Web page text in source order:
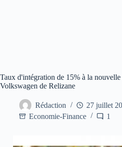
Taux d'intégration de 15% à la nouvelle
Volkswagen de Relizane
Rédaction
27 juillet
Economie-Finance
1